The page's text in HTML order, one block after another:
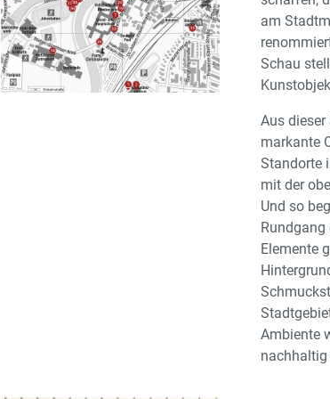
am
Schau
Aus
markante
Standorte
mit der
Und so
Elemente
Ambiente